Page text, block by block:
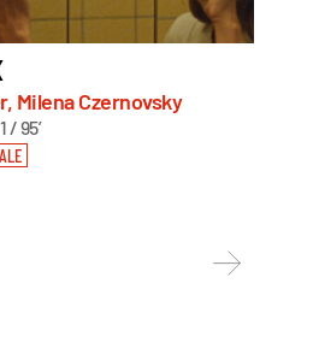
Milena Czernovsky
95’